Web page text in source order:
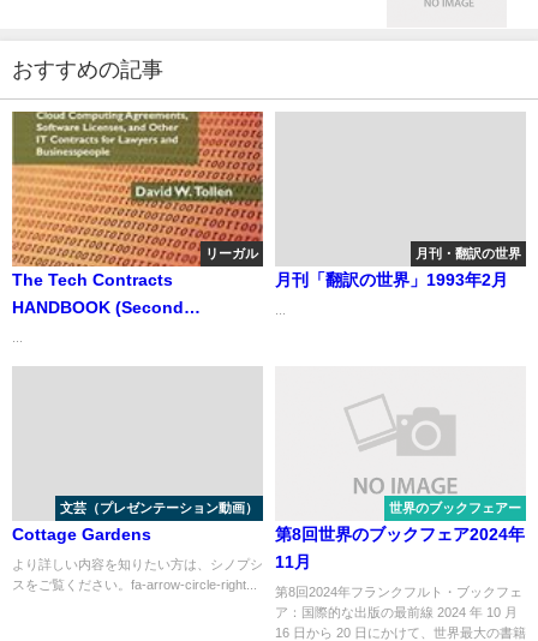
おすすめの記事
リーガル
The Tech Contracts
HANDBOOK (Second
月刊・翻訳の世界
月刊「翻訳の世界」1993年2月
文芸（プレゼンテーション動画）
Cottage Gardens
より詳しい内容を知りたい方は、シノプシ
スをご覧ください。fa-arrow-circle-right...
世界のブックフェアー
第8回世界のブックフェア2024年
11月
第8回2024年フランクフルト・ブックフェ
ア：国際的な出版の最前線 2024 年 10 月
16 日から 20 日にかけて、世界最大の書籍